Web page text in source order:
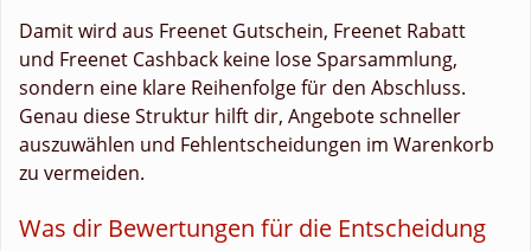
Damit wird aus Freenet Gutschein, Freenet Rabatt
und Freenet Cashback keine lose Sparsammlung,
sondern eine klare Reihenfolge für den Abschluss.
Genau diese Struktur hilft dir, Angebote schneller
auszuwählen und Fehlentscheidungen im Warenkorb
zu vermeiden.
Was dir Bewertungen für die Entscheidung